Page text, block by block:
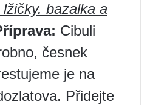
bazalka a
Cibuli
česnek
je na
Přidejte